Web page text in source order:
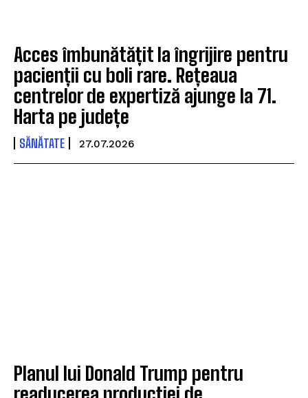
Acces îmbunătățit la îngrijire pentru
pacienții cu boli rare. Rețeaua
centrelor de expertiză ajunge la 71.
Harta pe județe
SĂNĂTATE 27.07.2026
Planul lui Donald Trump pentru